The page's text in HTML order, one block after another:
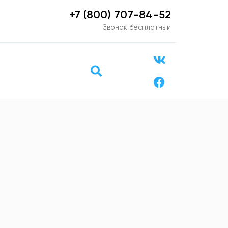
+7 (800) 707-84-52
Звонок бесплатный